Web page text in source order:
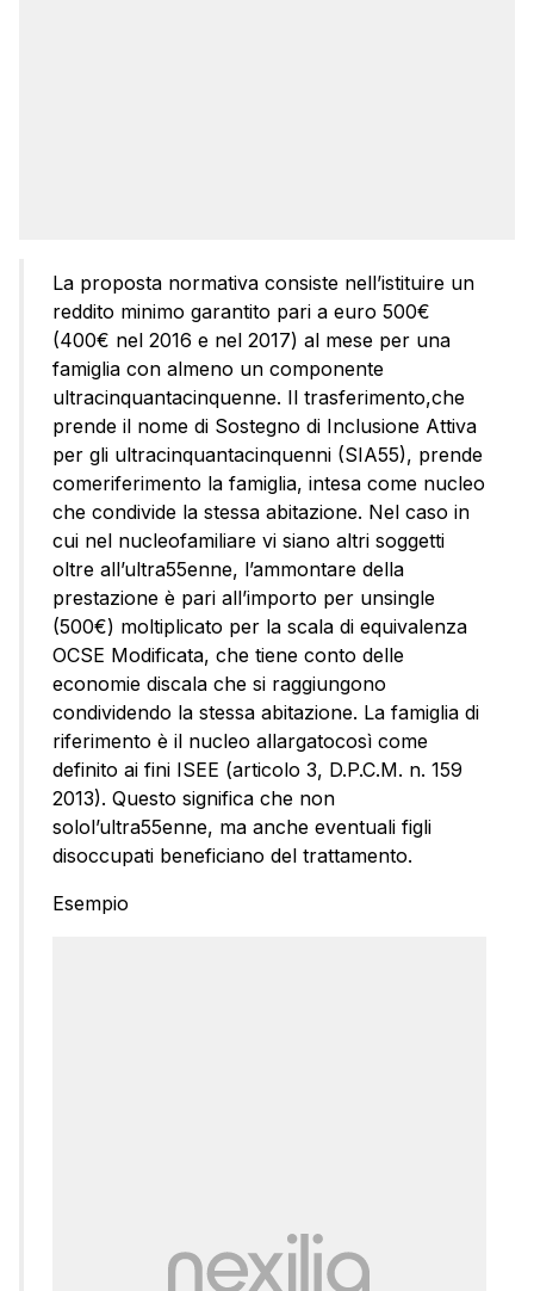
La proposta normativa consiste nell’istituire un
reddito minimo garantito pari a euro 500€
(400€ nel 2016 e nel 2017) al mese per una
famiglia con almeno un componente
ultracinquantacinquenne. Il trasferimento,che
prende il nome di Sostegno di Inclusione Attiva
per gli ultracinquantacinquenni (SIA55), prende
comeriferimento la famiglia, intesa come nucleo
che condivide la stessa abitazione. Nel caso in
cui nel nucleofamiliare vi siano altri soggetti
oltre all’ultra55enne, l’ammontare della
prestazione è pari all’importo per unsingle
(500€) moltiplicato per la scala di equivalenza
OCSE Modificata, che tiene conto delle
economie discala che si raggiungono
condividendo la stessa abitazione. La famiglia di
riferimento è il nucleo allargatocosì come
definito ai fini ISEE (articolo 3, D.P.C.M. n. 159
2013). Questo significa che non
solol’ultra55enne, ma anche eventuali figli
disoccupati beneficiano del trattamento.
Esempio